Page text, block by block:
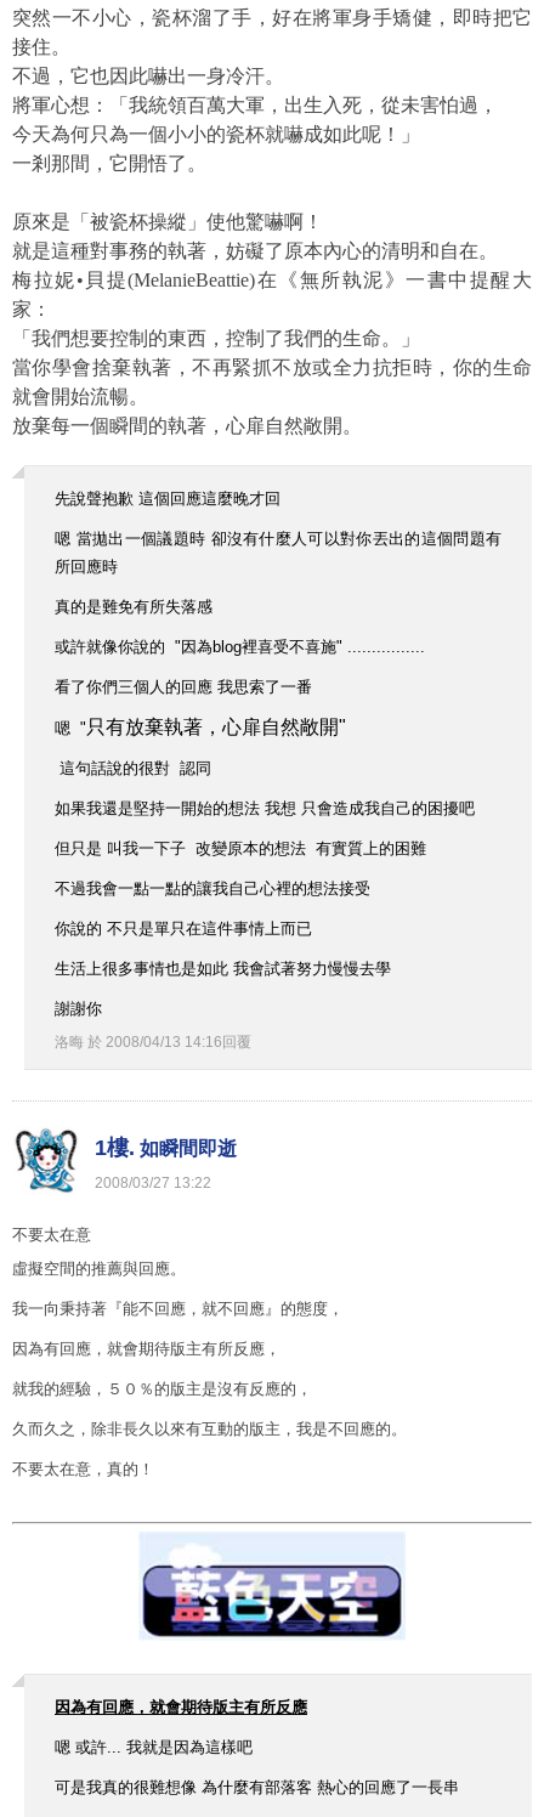
突然一不小心，瓷杯溜了手，好在將軍身手矯健，即時把它
接住。
不過，它也因此嚇出一身冷汗。
將軍心想：「我統領百萬大軍，出生入死，從未害怕過，
今天為何只為一個小小的瓷杯就嚇成如此呢！」
一剎那間，它開悟了。
原來是「被瓷杯操縱」使他驚嚇啊！
就是這種對事務的執著，妨礙了原本內心的清明和自在。
梅拉妮•貝提(MelanieBeattie)在《無所執泥》一書中提醒大
家：
「我們想要控制的東西，控制了我們的生命。」
當你學會捨棄執著，不再緊抓不放或全力抗拒時，你的生命
就會開始流暢。
放棄每一個瞬間的執著，心扉自然敞開。
先說聲抱歉 這個回應這麼晚才回
嗯 當拋出一個議題時 卻沒有什麼人可以對你丟出的這個問題有
所回應時
真的是難免有所失落感
或許就像你說的 "因為blog裡喜受不喜施" ................
看了你們三個人的回應 我思索了一番
嗯 " 只有放棄執著，心扉自然敞開"
這句話說的很對 認同
如果我還是堅持一開始的想法 我想 只會造成我自己的困擾吧
但只是 叫我一下子 改變原本的想法 有實質上的困難
不過我會一點一點的讓我自己心裡的想法接受
你說的 不只是單只在這件事情上而已
生活上很多事情也是如此 我會試著努力慢慢去學
謝謝你
洛晦 於 2008/04/13 14:16 回覆
1樓. 如瞬間即逝
2008/03/27 13:22
不要太在意
虛擬空間的推薦與回應。
我一向秉持著『能不回應，就不回應』的態度，
因為有回應，就會期待版主有所反應，
就我的經驗，５０％的版主是沒有反應的，
久而久之，除非長久以來有互動的版主，我是不回應的。
不要太在意，真的！
因為有回應，就會期待版主有所反應
嗯 或許... 我就是因為這樣吧
可是我真的很難想像 為什麼有部落客 熱心的回應了一長串